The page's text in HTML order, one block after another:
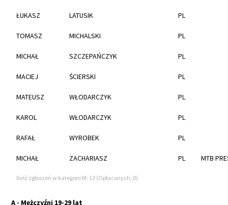
ŁUKASZ LATUSIK PL
TOMASZ MICHALSKI PL
MICHAŁ SZCZEPAŃCZYK PL
MACIEJ ŚCIERSKI PL
MATEUSZ WŁODARCZYK PL
KAROL WŁODARCZYK PL
RAFAŁ WYROBEK PL
MICHAŁ ZACHARIASZ PL MTB
Ilość zgłoszeń w kategorii M: 13 (Opłaconych: 0)
A - Mężczyźni 19-29 lat